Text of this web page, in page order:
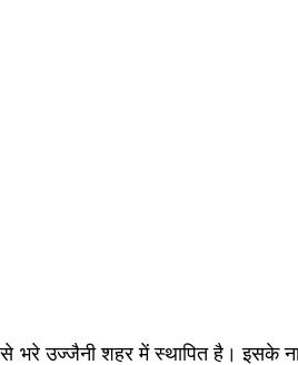
भरे उज्जैनी शहर में स्थापित है। इसके